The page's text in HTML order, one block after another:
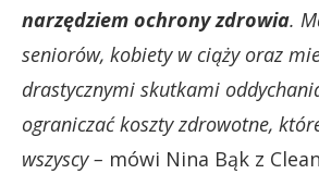
narzędziem ochrony zdrowia.
seniorów, kobiety w ciąży oraz
drastycznymi skutkami
ograniczać koszty zdrowotne,
wszyscy – mówi Nina Bąk z